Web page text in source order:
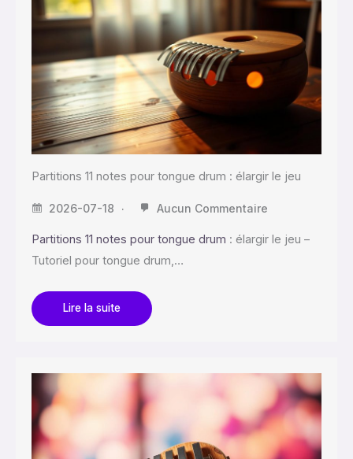
Partitions 11 notes pour tongue drum : élargir le jeu
2026-07-18 Aucun Commentaire
Partitions 11 notes pour tongue drum : élargir le jeu –
Tutoriel pour tongue drum,…
Lire la suite